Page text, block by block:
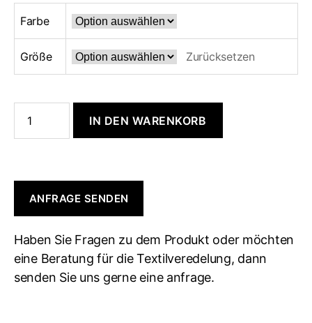
Farbe
Größe Zurücksetzen
IN DEN WARENKORB
ANFRAGE SENDEN
Haben Sie Fragen zu dem Produkt oder möchten
eine Beratung für die Textilveredelung, dann
senden Sie uns gerne eine anfrage.